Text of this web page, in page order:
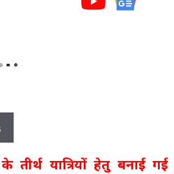
यात्रियों हेतु बनाई गई